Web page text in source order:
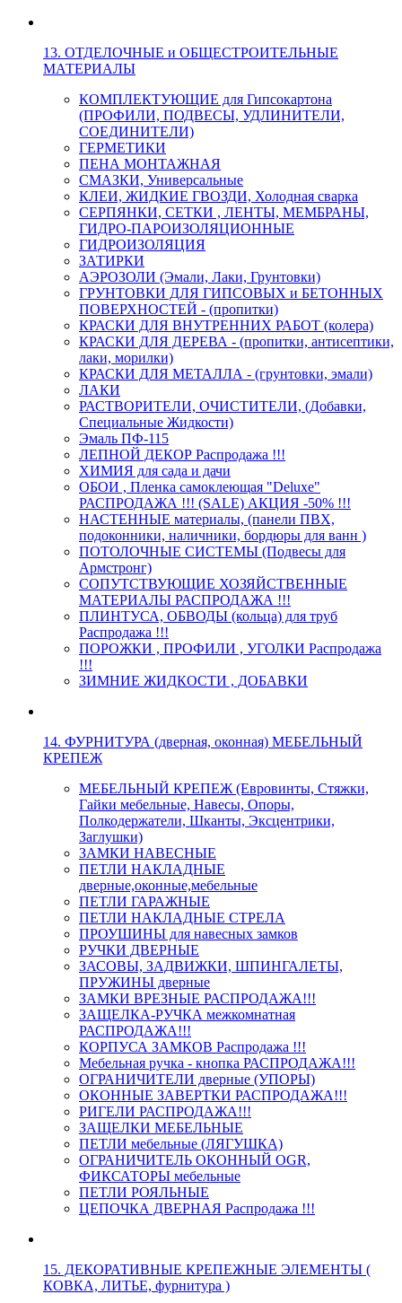
13. ОТДЕЛОЧНЫЕ и ОБЩЕСТРОИТЕЛЬНЫЕ
МАТЕРИАЛЫ
КОМПЛЕКТУЮЩИЕ для Гипсокартона
(ПРОФИЛИ, ПОДВЕСЫ, УДЛИНИТЕЛИ,
СОЕДИНИТЕЛИ)
ГЕРМЕТИКИ
ПЕНА МОНТАЖНАЯ
СМАЗКИ, Универсальные
КЛЕИ, ЖИДКИЕ ГВОЗДИ, Холодная сварка
СЕРПЯНКИ, СЕТКИ , ЛЕНТЫ, МЕМБРАНЫ,
ГИДРО-ПАРОИЗОЛЯЦИОННЫЕ
ГИДРОИЗОЛЯЦИЯ
ЗАТИРКИ
АЭРОЗОЛИ (Эмали, Лаки, Грунтовки)
ГРУНТОВКИ ДЛЯ ГИПСОВЫХ и БЕТОННЫХ
ПОВЕРХНОСТЕЙ - (пропитки)
КРАСКИ ДЛЯ ВНУТРЕННИХ РАБОТ (колера)
КРАСКИ ДЛЯ ДЕРЕВА - (пропитки, антисептики,
лаки, морилки)
КРАСКИ ДЛЯ МЕТАЛЛА - (грунтовки, эмали)
ЛАКИ
РАСТВОРИТЕЛИ, ОЧИСТИТЕЛИ, (Добавки,
Специальные Жидкости)
Эмаль ПФ-115
ЛЕПНОЙ ДЕКОР Распродажа !!!
ХИМИЯ для сада и дачи
ОБОИ , Пленка самоклеющая "Deluxe"
РАСПРОДАЖА !!! (SALE) АКЦИЯ -50% !!!
НАСТЕННЫЕ материалы, (панели ПВХ,
подоконники, наличники, бордюры для ванн )
ПОТОЛОЧНЫЕ СИСТЕМЫ (Подвесы для
Армстронг)
СОПУТСТВУЮЩИЕ ХОЗЯЙСТВЕННЫЕ
МАТЕРИАЛЫ РАСПРОДАЖА !!!
ПЛИНТУСА, ОБВОДЫ (кольца) для труб
Распродажа !!!
ПОРОЖКИ , ПРОФИЛИ , УГОЛКИ Распродажа
!!!
ЗИМНИЕ ЖИДКОСТИ , ДОБАВКИ
14. ФУРНИТУРА (дверная, оконная) МЕБЕЛЬНЫЙ
КРЕПЕЖ
МЕБЕЛЬНЫЙ КРЕПЕЖ (Евровинты, Стяжки,
Гайки мебельные, Навесы, Опоры,
Полкодержатели, Шканты, Эксцентрики,
Заглушки)
ЗАМКИ НАВЕСНЫЕ
ПЕТЛИ НАКЛАДНЫЕ
дверные,оконные,мебельные
ПЕТЛИ ГАРАЖНЫЕ
ПЕТЛИ НАКЛАДНЫЕ СТРЕЛА
ПРОУШИНЫ для навесных замков
РУЧКИ ДВЕРНЫЕ
ЗАСОВЫ, ЗАДВИЖКИ, ШПИНГАЛЕТЫ,
ПРУЖИНЫ дверные
ЗАМКИ ВРЕЗНЫЕ РАСПРОДАЖА!!!
ЗАЩЕЛКА-РУЧКА межкомнатная
РАСПРОДАЖА!!!
КОРПУСА ЗАМКОВ Распродажа !!!
Мебельная ручка - кнопка РАСПРОДАЖА!!!
ОГРАНИЧИТЕЛИ дверные (УПОРЫ)
ОКОННЫЕ ЗАВЕРТКИ РАСПРОДАЖА!!!
РИГЕЛИ РАСПРОДАЖА!!!
ЗАЩЕЛКИ МЕБЕЛЬНЫЕ
ПЕТЛИ мебельные (ЛЯГУШКА)
ОГРАНИЧИТЕЛЬ ОКОННЫЙ OGR,
ФИКСАТОРЫ мебельные
ПЕТЛИ РОЯЛЬНЫЕ
ЦЕПОЧКА ДВЕРНАЯ Распродажа !!!
15. ДЕКОРАТИВНЫЕ КРЕПЕЖНЫЕ ЭЛЕМЕНТЫ (
КОВКА, ЛИТЬЕ, фурнитура )